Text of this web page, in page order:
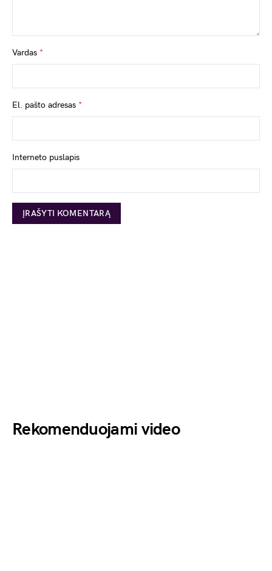
Vardas *
El. pašto adresas *
Interneto puslapis
Rekomenduojami video